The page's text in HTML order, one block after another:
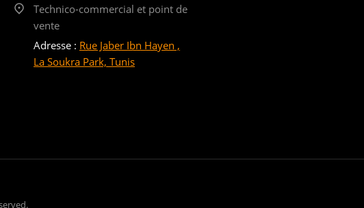
Technico-commercial et point de
vente
Adresse : Rue Jaber Ibn Hayen ,
La Soukra Park, Tunis